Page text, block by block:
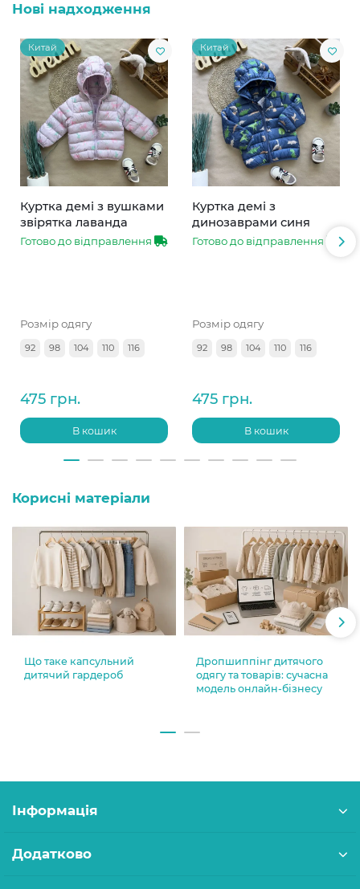
Нові надходження
Китай
Куртка демі з вушками
звірятка лаванда
Готово до відправлення
Розмір одягу
92 98 104 110 116
475 грн.
В кошик
Китай
Куртка демі з
динозаврами синя
Готово до відправлення
Розмір одягу
92 98 104 110 116
475 грн.
В кошик
Корисні матеріали
Що таке капсульний
дитячий гардероб
Дропшиппінг дитячого
одягу та товарів: сучасна
модель онлайн-бізнесу
Інформація
Додатково